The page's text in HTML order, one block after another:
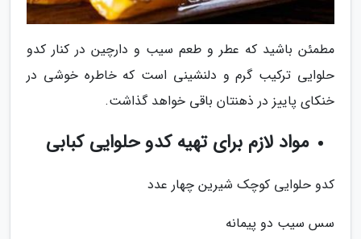
مطمئن باشید که عطر و طعم سیب و دارچین در کنار کدو
حلوایی ترکیب گرم و دلنشینی است که خاطره خوشی در
خنکای پاییز در ذهنتان باقی خواهد گذاشت.
مواد لازم برای تهیه کدو حلوایی کبابی
کدو حلوایی کوچک شیرین چهار عدد
سس سیب دو پیمانه